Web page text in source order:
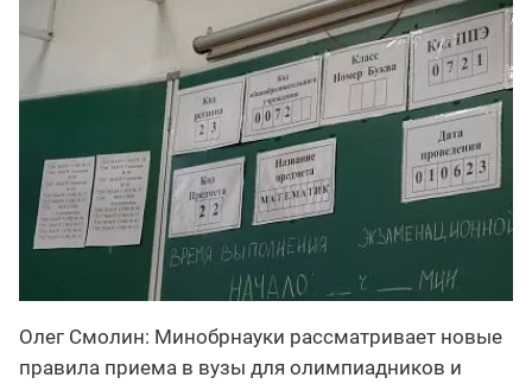
Олег Смолин: Минобрнауки рассматривает новые
правила приема в вузы для олимпиадников и